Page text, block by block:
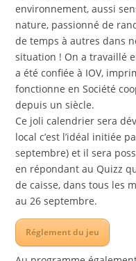
environnement, aussi
nature, passionné de
de temps à autres dans
situation ! On a travaillé
a été confiée à IOV,
fonctionne en Société
depuis un siècle.
Ce joli calendrier sera
local c’est l’idéal initiée
septembre) et il sera
en répondant au Quizz
de caisse, dans tous les
au 26 septembre.
Réglement du jeu